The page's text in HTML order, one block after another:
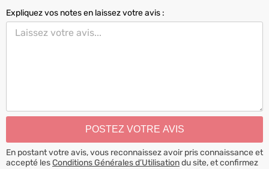
Expliquez vos notes en laissez votre avis :
En postant votre avis, vous reconnaissez avoir pris connaissance et
accepté lesConditions Générales d’Utilisationdu site, et confirmez